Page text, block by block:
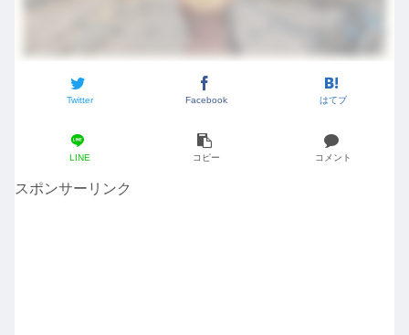
Twitter Facebook はてブ
LINE コピー コメント
スポンサーリンク